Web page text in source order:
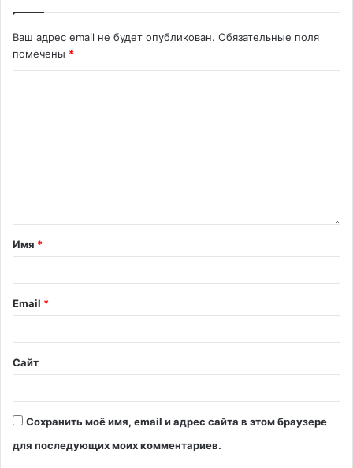
Ваш адрес email не будет опубликован. Обязательные поля
помечены *
Имя *
Email *
Сайт
Сохранить моё имя, email и адрес сайта в этом браузере
для последующих моих комментариев.